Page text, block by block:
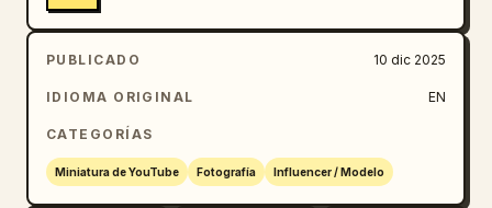
PUBLICADO 10 dic 2025
IDIOMA ORIGINAL EN
CATEGORÍAS
Miniatura de YouTube Fotografía Influencer / Modelo